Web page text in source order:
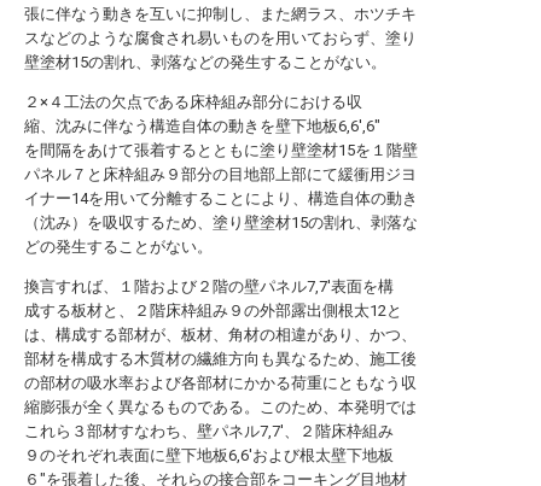
張に伴なう動きを互いに抑制し、また網ラス、ホツチキ
スなどのような腐食され易いものを用いておらず、塗り
壁塗材15の割れ、剥落などの発生することがない。
２×４工法の欠点である床枠組み部分における収
縮、沈みに伴なう構造自体の動きを壁下地板6,6′,6″
を間隔をあけて張着するとともに塗り壁塗材15を１階壁
パネル７と床枠組み９部分の目地部上部にて緩衝用ジヨ
イナー14を用いて分離することにより、構造自体の動き
（沈み）を吸収するため、塗り壁塗材15の割れ、剥落な
どの発生することがない。
換言すれば、１階および２階の壁パネル7,7′表面を構
成する板材と、２階床枠組み９の外部露出側根太12と
は、構成する部材が、板材、角材の相違があり、かつ、
部材を構成する木質材の繊維方向も異なるため、施工後
の部材の吸水率および各部材にかかる荷重にともなう収
縮膨張が全く異なるものである。このため、本発明では
これら３部材すなわち、壁パネル7,7′、２階床枠組み
９のそれぞれ表面に壁下地板6,6′および根太壁下地板
６″を張着した後、それらの接合部をコーキング目地材